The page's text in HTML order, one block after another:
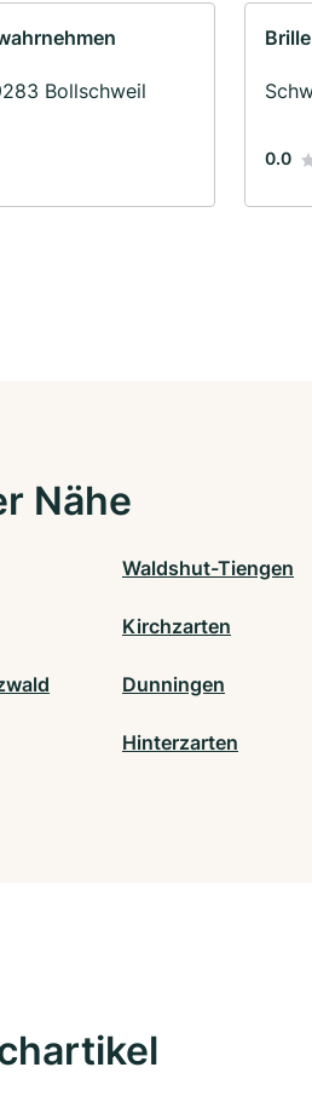
Bollschweil
0.0
Nähe
Waldshut-Tiengen
Kirchzarten
Dunningen
Hinterzarten